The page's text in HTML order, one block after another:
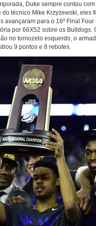
Duke sempre contou
do técnico Mike Krzyzewski, eles
avançaram para o 16º Final
por 66X52 sobre os
no tornozelo esquerdo, o
9 pontos e 8 rebotes.